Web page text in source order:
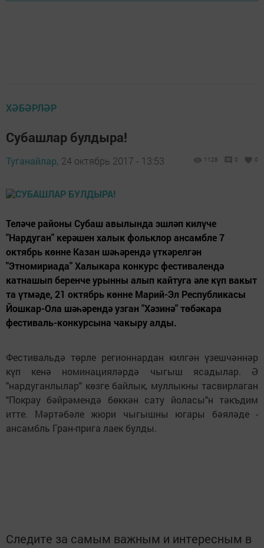
ХӘБӘРЛӘР
Субашлар булдыра!
Туганайлар, 24 октябрь 2017 - 13:53 1128 0 0
Теләче районы Субаш авылында эшләп килүче
"Нардуган" керәшен халык фольклор ансамбле 7
октябрь көнне Казан шәһәрендә үткәрелгән
"Этномириада" Халыкара конкурс фестивалендә
катнашып беренче урынны алып кайтуга әле күп вакыт
та үтмәде, 21 октябрь көнне Марий-Эл Республикасы
Йошкар-Ола шәһәрендә узган "Хәзинә" төбәкара
фестиваль-конкурсына чакыру алды.
Фестивальдә төрле регионнардан килгән үзешчәннәр
күп кенә номинацияләрдә чыгыш ясадылар. Ә
"нардуганлылар" көзге байлык, муллыкны тасвирлаган
"Покрау бәйрәмендә бөккән сату йоласы"н тәкъдим
итте. Мәртәбәле жюри чыгышны югары бәяләде -
ансамбль Гран-прига лаек булды.
Следите за самым важным и интересным в